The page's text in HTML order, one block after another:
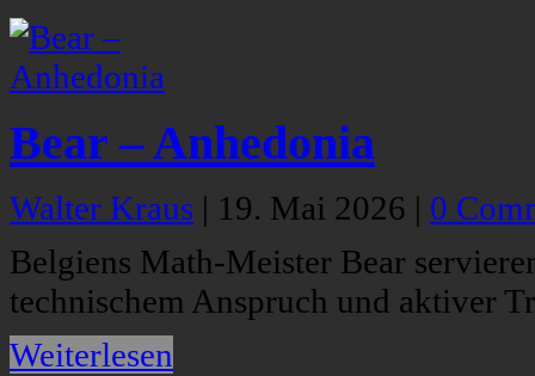
Bear – Anhedonia
Walter Kraus | 19. Mai 2026 | 0
Belgiens Math-Meister Bear
technischem Anspruch und aktiver
Weiterlesen